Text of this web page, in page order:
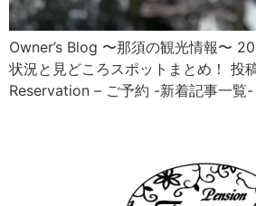
Owner’s Blog 〜那須の観光情報〜
状況と見どころスポットまとめ！ 投
Reservation – ご予約 -新着記事一